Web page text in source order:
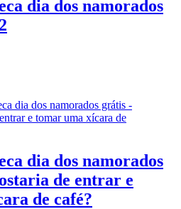
dia dos namorados
dia dos namorados
de entrar e
de café?